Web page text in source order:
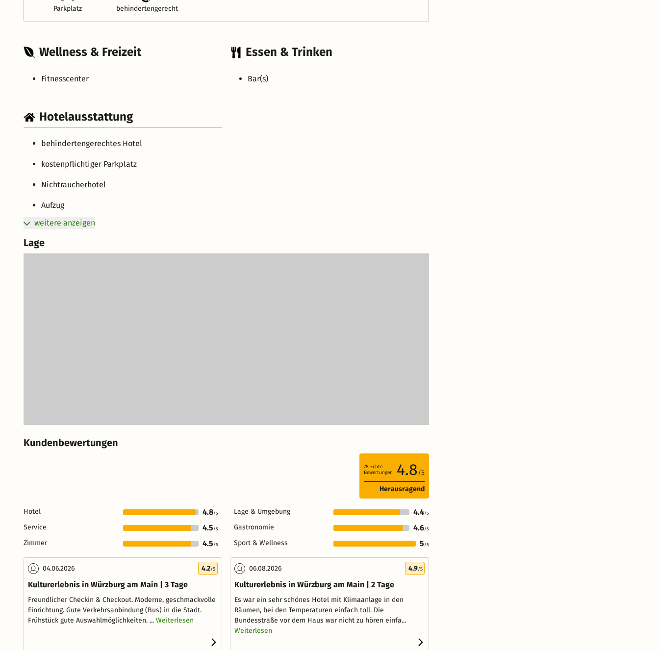
Parkplatz behindertengerecht
Wellness & Freizeit
Fitnesscenter
Essen & Trinken
Bar(s)
Hotelausstattung
behindertengerechtes Hotel
kostenpflichtiger Parkplatz
Nichtraucherhotel
Aufzug
weitere anzeigen
Lage
Kundenbewertungen
78 Echte
Bewertungen
4.8/5
Herausragend
Hotel 4.8/5 Lage & Umgebung 4.4/5
Service 4.5 /5 Gastronomie 4.6/5
Zimmer 4.5 /5 Sport & Wellness 5 /5
04.06.2026 4.2/5
Kulturerlebnis in Würzburg am Main | 3 Tage
Freundlicher Checkin & Checkout. Moderne, geschmackvolle
Einrichtung. Gute Verkehrsanbindung (Bus) in die Stadt.
Frühstück gute Auswahlmöglichkeiten. ... Weiterlesen
06.08.2026 4.9/5
Kulturerlebnis in Würzburg am Main | 2 Tage
Es war ein sehr schönes Hotel mit Klimaanlage in den
Räumen, bei den Temperaturen einfach toll. Die
Bundesstraße vor dem Haus war nicht zu hören einfa...
Weiterlesen